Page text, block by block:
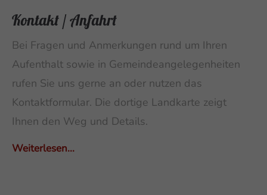
Kontakt / Anfahrt
Bei Fragen und Anmerkungen rund um Ihren
Aufenthalt sowie in Gemeindeangelegenheiten
rufen Sie uns gerne an oder nutzen das
Kontaktformular. Die dortige Landkarte zeigt
Ihnen den Weg und Details.
Weiterlesen...